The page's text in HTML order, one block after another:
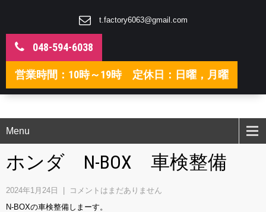
t.factory6063@gmail.com
048-594-6038
営業時間：10時～19時 定休日：日曜，月曜
Menu
ホンダ N-BOX 車検整備
2024年1月24日
コメントはまだありません
N-BOXの車検整備しまーす。